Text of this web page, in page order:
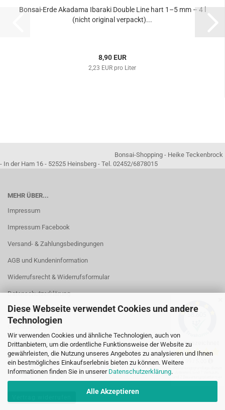
Diese Webseite verwendet Cookies und andere
Technologien
Wir verwenden Cookies und ähnliche Technologien, auch von
Drittanbietern, um die ordentliche Funktionsweise der Website zu
gewährleisten, die Nutzung unseres Angebotes zu analysieren und Ihnen
ein bestmögliches Einkaufserlebnis bieten zu können. Weitere
Informationen finden Sie in unserer Datenschutzerklärung.
Alle Akzeptieren
Bonsai-Erde Akadama Ibaraki Double Line hart 1–5 mm – 4 l
(nicht original verpackt)...
8,90 EUR
2,23 EUR pro Liter
Bonsai-Shopping - Heike Teckenbrock
- In der Ham 16 - 52525 Heinsberg - Tel. 02452/6878015
MEHR ÜBER...
Impressum
Impressum Facebook
Versand- & Zahlungsbedingungen
AGB und Kundeninformation
Widerrufsrecht & Widerrufsformular
Datenschutzerklärung
Kontakt
Callback Service
Öffnungszeiten
Cookie Einstellungen